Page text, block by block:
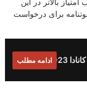
برای درخواست
2023 ادامه مطلب